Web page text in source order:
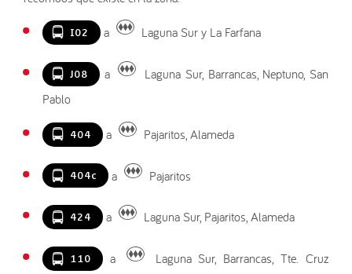
I02 a Laguna Sur y La Farfana
J08 a
Laguna Sur, Barrancas, Neptuno, San
Pablo
404 a Pajaritos, Alameda
404c a Pajaritos
424 a Laguna Sur, Pajaritos, Alameda
110 a
Laguna Sur, Barrancas, Tte. Cruz